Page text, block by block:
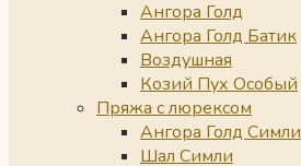
Ангора Голд
Ангора Голд Батик
Воздушная
Козий Пух Особый
Пряжа с люрексом
Ангора Голд Симли
Шал Симли